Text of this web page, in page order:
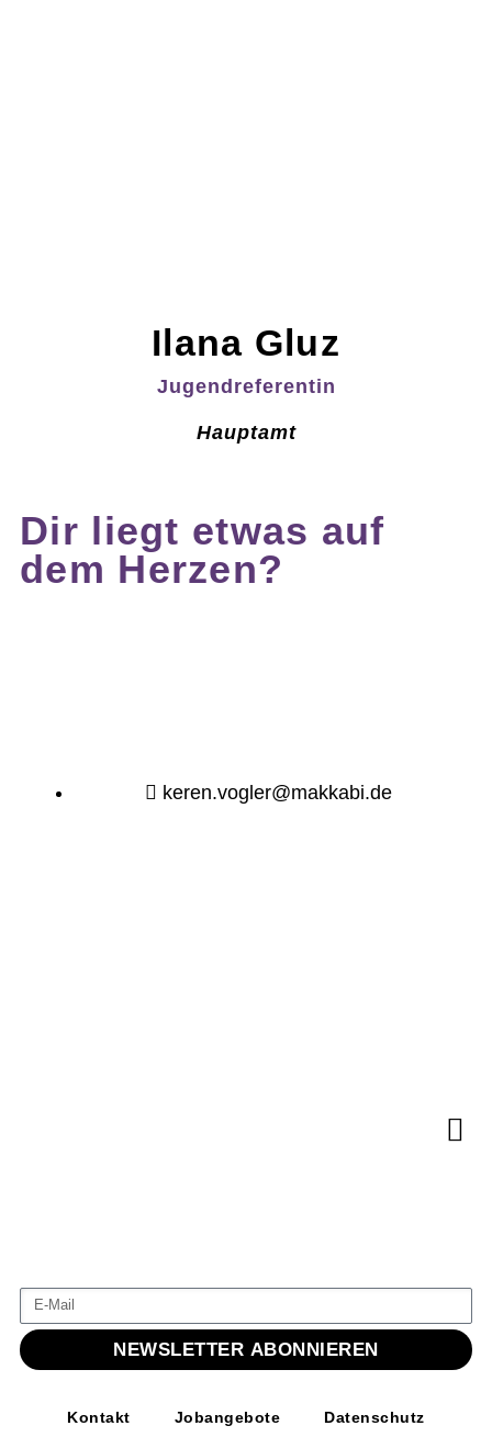
Ilana Gluz
Jugendreferentin
Hauptamt
Dir liegt etwas auf
dem Herzen?
keren.vogler@makkabi.de
NEWSLETTER ABONNIEREN
Kontakt Jobangebote Datenschutz